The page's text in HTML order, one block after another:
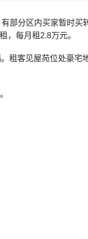
部分区内买家暂时买
，每月租2.8万元。
租客见屋苑位处豪宅